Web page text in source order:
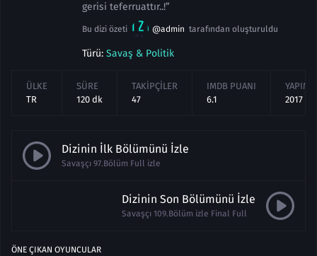
gerisi teferruattır..!”
Bu dizi özeti @admin tarafından oluşturuldu
Türü: Savaş & Politik
ÜLKE
TR
SÜRE
120 dk
TAKIPÇILER
47
IMDB PUANI
6.1
YAPIM
2017
Dizinin İlk Bölümünü İzle
Savaşçı 97.Bölüm Full izle
Dizinin Son Bölümünü İzle
Savaşçı 109.Bölüm izle Final Full
ÖNE ÇIKAN OYUNCULAR